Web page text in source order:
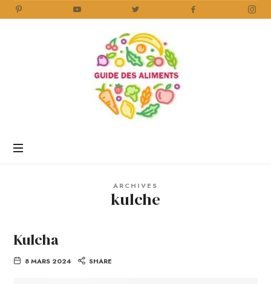
Aliments
ARCHIVES
kulche
Kulcha
8 MARS 2024 SHARE